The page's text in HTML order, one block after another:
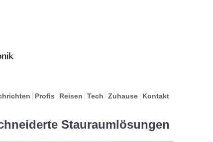
Profis Reisen Tech Zuhause Kontakt
Stauraumlösungen